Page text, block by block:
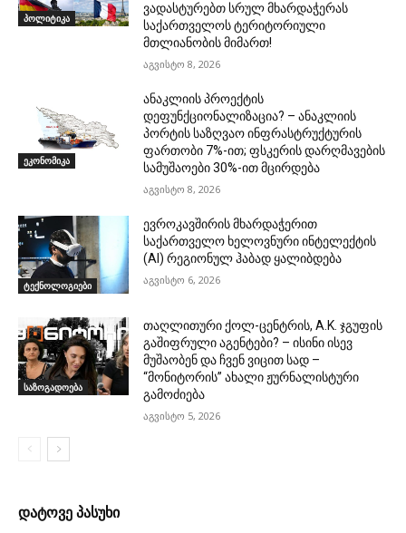
პოლიტიკა
ვადასტურებთ სრულ მხარდაჭერას
საქართველოს ტერიტორიული
მთლიანობის მიმართ!
აგვისტო 8, 2026
ეკონომიკა
ანაკლიის პროექტის
დეფუნქციონალიზაცია? – ანაკლიის
პორტის საზღვაო ინფრასტრუქტურის
ფართობი 7%-ით; ფსკერის დარღმავების
სამუშაოები 30%-ით მცირდება
აგვისტო 8, 2026
ტექნოლოგიები
ევროკავშირის მხარდაჭერით
საქართველო ხელოვნური ინტელექტის
(AI) რეგიონულ ჰაბად ყალიბდება
აგვისტო 6, 2026
საზოგადოება
თაღლითური ქოლ-ცენტრის, A.K. ჯგუფის
გაშიფრული აგენტები? – ისინი ისევ
მუშაობენ და ჩვენ ვიცით სად –
“მონიტორის” ახალი ჟურნალისტური
გამოძიება
აგვისტო 5, 2026
დატოვე პასუხი